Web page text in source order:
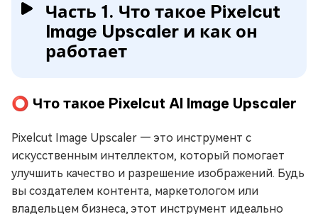
Часть 1. Что такое Pixelcut
Image Upscaler и как он
работает
⭕ Что такое Pixelcut AI Image Upscaler
Pixelcut Image Upscaler — это инструмент с
искусственным интеллектом, который помогает
улучшить качество и разрешение изображений. Будь
вы создателем контента, маркетологом или
владельцем бизнеса, этот инструмент идеально